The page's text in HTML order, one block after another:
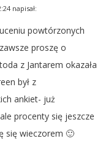
napisał:
powtórzonych
proszę o
z Jantarem okazała
był z
ankiet- już
procenty się jeszcze
się wieczorem 🙂